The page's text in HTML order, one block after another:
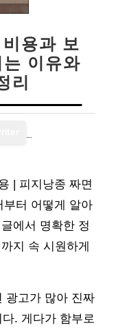
용과 보
이유와
리
| 피지낭종 짜면
부터 어떻게 알아
에서 명확한 정
지 속 시원하게
광고가 많아 진짜
. 게다가 함부로